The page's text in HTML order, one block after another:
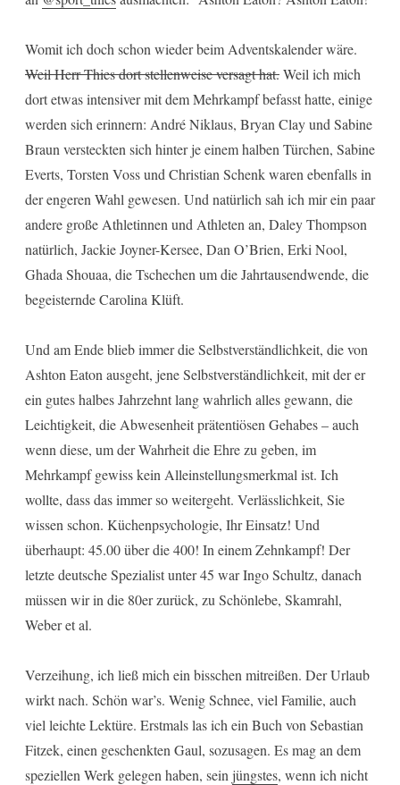
Womit ich doch schon wieder beim Adventskalender wäre.
Weil Herr Thies dort stellenweise versagt hat.Weil ich mich
dort etwas intensiver mit dem Mehrkampf befasst hatte, einige
werden sich erinnern: André Niklaus, Bryan Clay und Sabine
Braun versteckten sich hinter je einem halben Türchen, Sabine
Everts, Torsten Voss und Christian Schenk waren ebenfalls in
der engeren Wahl gewesen. Und natürlich sah ich mir ein paar
andere große Athletinnen und Athleten an, Daley Thompson
natürlich, Jackie Joyner-Kersee, Dan O’Brien, Erki Nool,
Ghada Shouaa, die Tschechen um die Jahrtausendwende, die
begeisternde Carolina Klüft.
Und am Ende blieb immer die Selbstverständlichkeit, die von
Ashton Eaton ausgeht, jene Selbstverständlichkeit, mit der er
ein gutes halbes Jahrzehnt lang wahrlich alles gewann, die
Leichtigkeit, die Abwesenheit prätentiösen Gehabes – auch
wenn diese, um der Wahrheit die Ehre zu geben, im
Mehrkampf gewiss kein Alleinstellungsmerkmal ist. Ich
wollte, dass das immer so weitergeht. Verlässlichkeit, Sie
wissen schon. Küchenpsychologie, Ihr Einsatz! Und
überhaupt: 45.00 über die 400! In einem Zehnkampf! Der
letzte deutsche Spezialist unter 45 war Ingo Schultz, danach
müssen wir in die 80er zurück, zu Schönlebe, Skamrahl,
Weber et al.
Verzeihung, ich ließ mich ein bisschen mitreißen. Der Urlaub
wirkt nach. Schön war’s. Wenig Schnee, viel Familie, auch
viel leichte Lektüre. Erstmals las ich ein Buch von Sebastian
Fitzek, einen geschenkten Gaul, sozusagen. Es mag an dem
speziellen Werk gelegen haben, sein jüngstes, wenn ich nicht